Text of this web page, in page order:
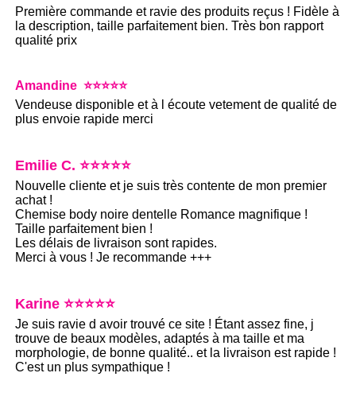
Première commande et ravie des produits reçus ! Fidèle à
la description, taille parfaitement bien. Très bon rapport
qualité prix
Amandine ⭐⭐⭐⭐⭐
Vendeuse disponible et à l écoute vetement de qualité de
plus envoie rapide merci
Emilie C. ⭐⭐⭐⭐⭐
Nouvelle cliente et je suis très contente de mon premier
achat !
Chemise body noire dentelle Romance magnifique !
Taille parfaitement bien !
Les délais de livraison sont rapides.
Merci à vous ! Je recommande +++
Karine ⭐⭐⭐⭐⭐
Je suis ravie d avoir trouvé ce site ! Étant assez fine, j
trouve de beaux modèles, adaptés à ma taille et ma
morphologie, de bonne qualité.. et la livraison est rapide !
C'est un plus sympathique !